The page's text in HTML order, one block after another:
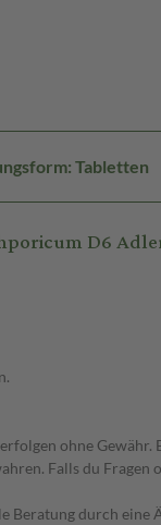
Tabletten
D6
ohne
Falls du
durch